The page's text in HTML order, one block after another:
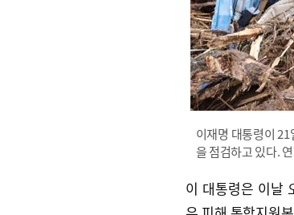
이재명 대통령이
을 점검하고 있다.
이 대통령은 이날